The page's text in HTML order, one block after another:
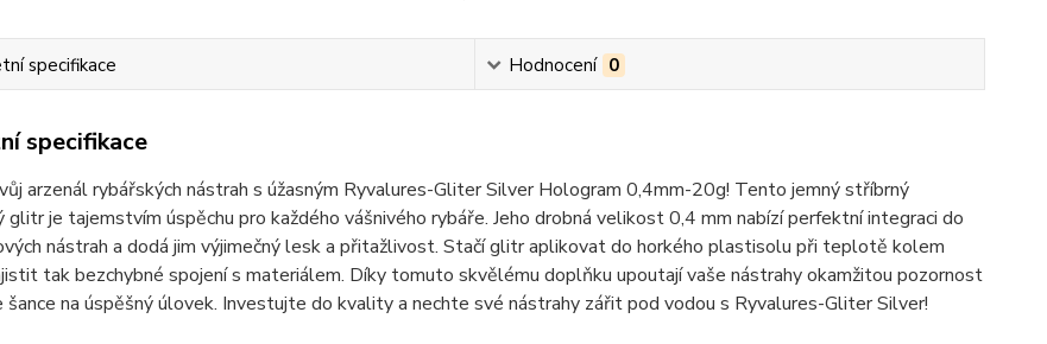
specifikace Hodnocení 0
specifikace
arzenál rybářských nástrah s úžasným Ryvalures-Gliter Silver Hologram 0,4mm-20g! Tento jemný stříbrný
glitr je tajemstvím úspěchu pro každého vášnivého rybáře. Jeho drobná velikost 0,4 mm nabízí perfektní integraci do
nástrah a dodá jim výjimečný lesk a přitažlivost. Stačí glitr aplikovat do horkého plastisolu při teplotě kolem
tak bezchybné spojení s materiálem. Díky tomuto skvělému doplňku upoutají vaše nástrahy okamžitou pozornost
šance na úspěšný úlovek. Investujte do kvality a nechte své nástrahy zářit pod vodou s Ryvalures-Gliter Silver!